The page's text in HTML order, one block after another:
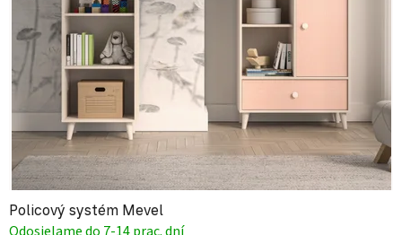
Policový systém Mevel